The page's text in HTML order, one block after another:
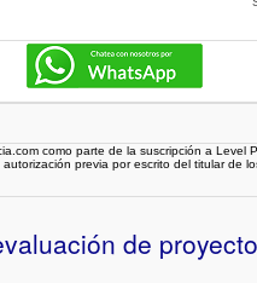
como parte de la suscripción a Level
previa por escrito del titular de
de